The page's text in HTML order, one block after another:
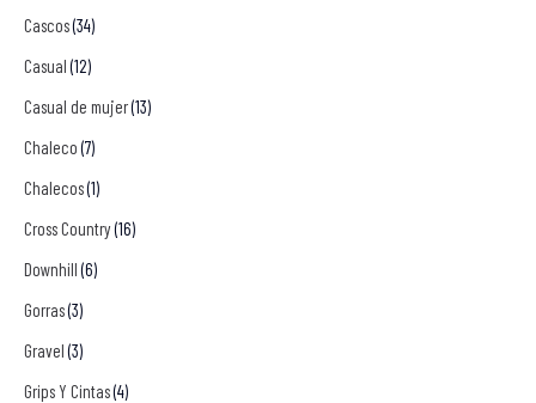
Cascos(34)
Casual (12)
Casual de mujer(13)
Chaleco (7)
Chalecos(1)
Cross Country(16)
Downhill (6)
Gorras(3)
Gravel (3)
Grips Y Cintas(4)